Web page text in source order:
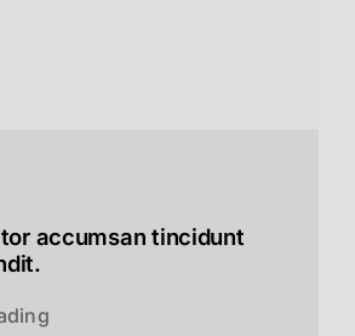
accumsan tincidunt